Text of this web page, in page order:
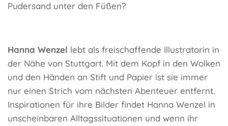
Pudersand unter den Füßen?
Hanna Wenzel lebt als freischaffende Illustratorin in
der Nähe von Stuttgart. Mit dem Kopf in den Wolken
und den Händen an Stift und Papier ist sie immer
nur einen Strich vom nächsten Abenteuer entfernt.
Inspirationen für ihre Bilder findet Hanna Wenzel in
unscheinbaren Alltagssituationen und wenn ihr